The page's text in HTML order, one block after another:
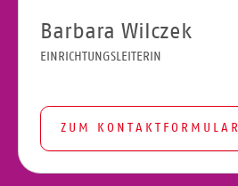
Barbara Wilczek
EINRICHTUNGSLEITERIN
ZUM KONTAKTFORMULAR